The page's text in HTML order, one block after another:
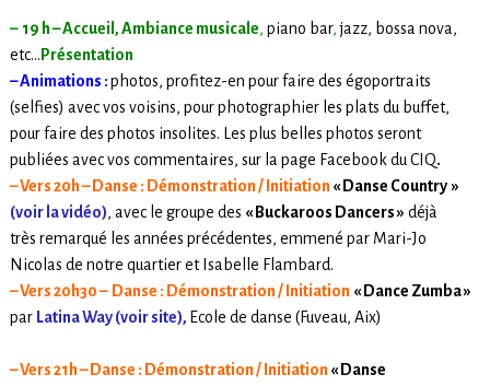
– 19 h – Accueil, Ambiance musicale, piano bar,jazz, bossa nova,
etc… Présentation
–Animations :photos, profitez-en pour faire des égoportraits
(selfies) avec vos voisins, pour photographier les plats du buffet,
pour faire des photos insolites. Les plus belles photos seront
publiées avec vos commentaires, sur la page Facebook du CIQ.
–Vers 20h – Danse : Démonstration / Initiation « Danse Country »
(voir la vidéo), avec le groupe des « Buckaroos Dancers » déjà
très remarqué les années précédentes, emmené par Mari-Jo
Nicolas de notre quartier et Isabelle Flambard.
– Vers 20h30 – Danse : Démonstration / Initiation « Dance Zumba »
par Latina Way (voir site), Ecole de danse (Fuveau, Aix)
– Vers 21h – Danse : Démonstration / Initiation « Danse